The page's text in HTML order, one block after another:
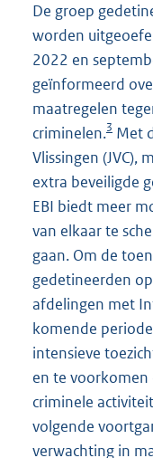
De groep
worden
2022 en
geïnformeerd
maatregelen
criminelen.3 Met
Vlissingen (JVC),
extra beveiligde
EBI biedt meer
van elkaar te
gaan. Om de
gedetineerden
afdelingen met
komende
intensieve
en te
criminele
volgende
verwachting in